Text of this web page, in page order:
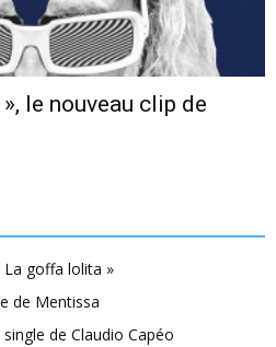
le nouveau clip de
goffa lolita »
de Mentissa
single de Claudio Capéo